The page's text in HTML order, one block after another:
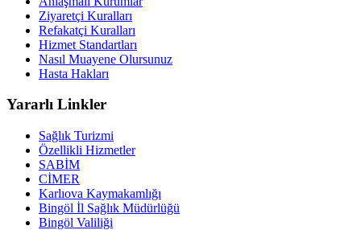
Ziyaretçi Kuralları
Refakatçi Kuralları
Hizmet Standartları
Nasıl Muayene Olursunuz
Hasta Hakları
Yararlı Linkler
Sağlık Turizmi
Özellikli Hizmetler
SABİM
CİMER
Karlıova Kaymakamlığı
Bingöl İl Sağlık Müdürlüğü
Bingöl Valiliği